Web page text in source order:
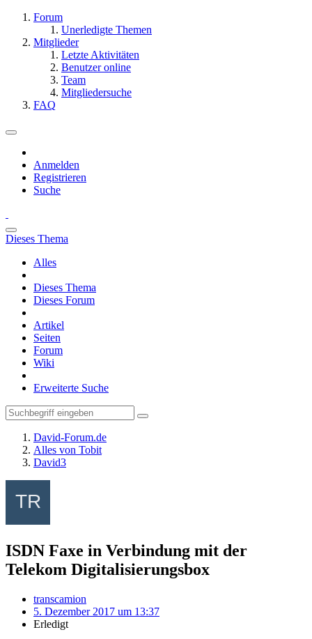
Forum
Unerledigte Themen
Mitglieder
Letzte Aktivitäten
Benutzer online
Team
Mitgliedersuche
FAQ
Anmelden
Registrieren
Suche
Dieses Thema
Alles
Dieses Thema
Dieses Forum
Artikel
Seiten
Forum
Wiki
Erweiterte Suche
David-Forum.de
Alles von Tobit
David3
ISDN Faxe in Verbindung mit der
Telekom Digitalisierungsbox
transcamion
5. Dezember 2017 um 13:37
Erledigt